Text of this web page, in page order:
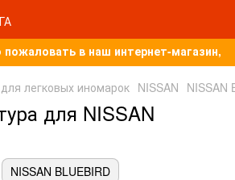
пожаловать в наш интернет-магазин,
легковых иномарок NISSAN NISSAN
для NISSAN
NISSAN BLUEBIRD